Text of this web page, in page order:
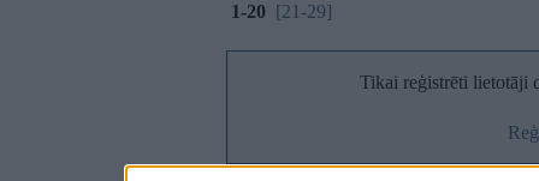
1-20 [21-29]
Tikai reģistrēti lietotāji